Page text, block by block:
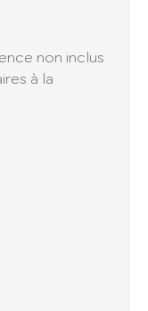
non inclus
à la